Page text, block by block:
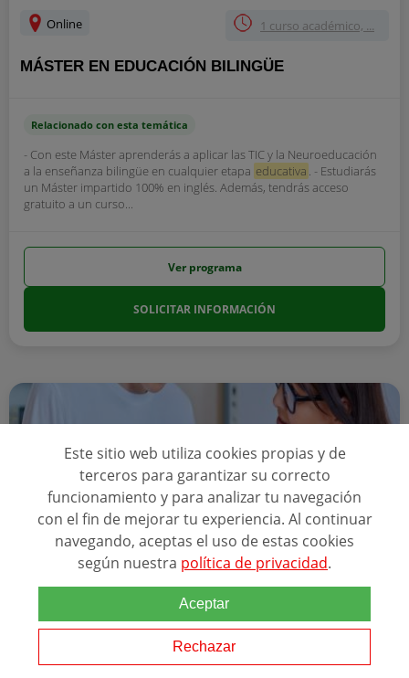
Online 1 curso académico, ...
MÁSTER EN EDUCACIÓN BILINGÜE
Relacionado con esta temática
- Con este Máster aprenderás a aplicar las TIC y la Neuroeducación
a la enseñanza bilingüe en cualquier etapa educativa . - Estudiarás
un Máster impartido 100% en inglés. Además, tendrás acceso
gratuito a un curso...
Ver programa
SOLICITAR INFORMACIÓN
A Distancia 24 meses
MÁSTER EN EDUCACIÓN
Este sitio web utiliza cookies propias y de
terceros para garantizar su correcto
funcionamiento y para analizar tu navegación
con el fin de mejorar tu experiencia. Al continuar
navegando, aceptas el uso de estas cookies
según nuestra política de privacidad.
Aceptar
Rechazar